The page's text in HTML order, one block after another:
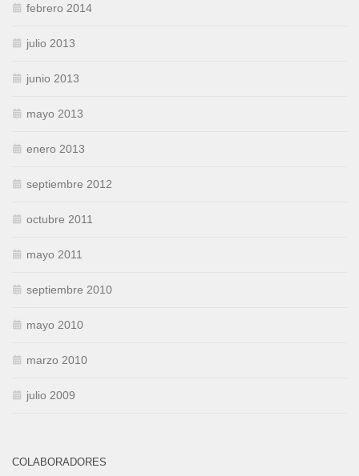
febrero 2014
julio 2013
junio 2013
mayo 2013
enero 2013
septiembre 2012
octubre 2011
mayo 2011
septiembre 2010
mayo 2010
marzo 2010
julio 2009
COLABORADORES